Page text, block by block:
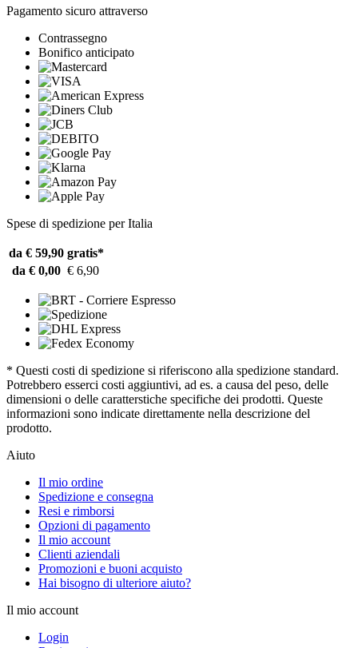
Pagamento sicuro attraverso
Contrassegno
Bonifico anticipato
Spese di spedizione per Italia
da € 59,90 gratis*
da € 0,00 € 6,90
* Questi costi di spedizione si riferiscono alla spedizione standard.
Potrebbero esserci costi aggiuntivi, ad es. a causa del peso, delle
dimensioni o delle caratterstiche specifiche dei prodotti. Queste
informazioni sono indicate direttamente nella descrizione del
prodotto.
Aiuto
Il mio ordine
Spedizione e consegna
Resi e rimborsi
Opzioni di pagamento
Il mio account
Clienti aziendali
Promozioni e buoni acquisto
Hai bisogno di ulteriore aiuto?
Il mio account
Login